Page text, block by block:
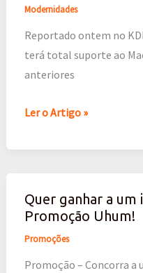
Modernidades
Reportado ontem no
terá total suporte ao
anteriores
4:
total
OS
Ler o Artigo »
Quer ganhar a um
Promoção Uhum!
Promoções
Promoção – Concorra a
Quer
ganhar
a
um